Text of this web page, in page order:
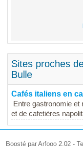
Sites proches
Bulle
Cafés italiens en
Entre gastronomie
et de cafetières
Boosté par Arfooo 2.02 -